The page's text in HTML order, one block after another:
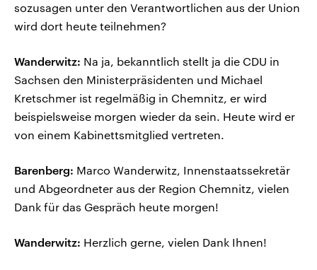
sozusagen unter den Verantwortlichen aus der Union
wird dort heute teilnehmen?
Wanderwitz: Na ja, bekanntlich stellt ja die CDU in
Sachsen den Ministerpräsidenten und Michael
Kretschmer ist regelmäßig in Chemnitz, er wird
beispielsweise morgen wieder da sein. Heute wird er
von einem Kabinettsmitglied vertreten.
Barenberg: Marco Wanderwitz, Innenstaatssekretär
und Abgeordneter aus der Region Chemnitz, vielen
Dank für das Gespräch heute morgen!
Wanderwitz: Herzlich gerne, vielen Dank Ihnen!